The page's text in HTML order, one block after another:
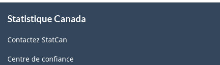
propos
ce
site
Statistique Canada
Contactez StatCan
Centre de confiance